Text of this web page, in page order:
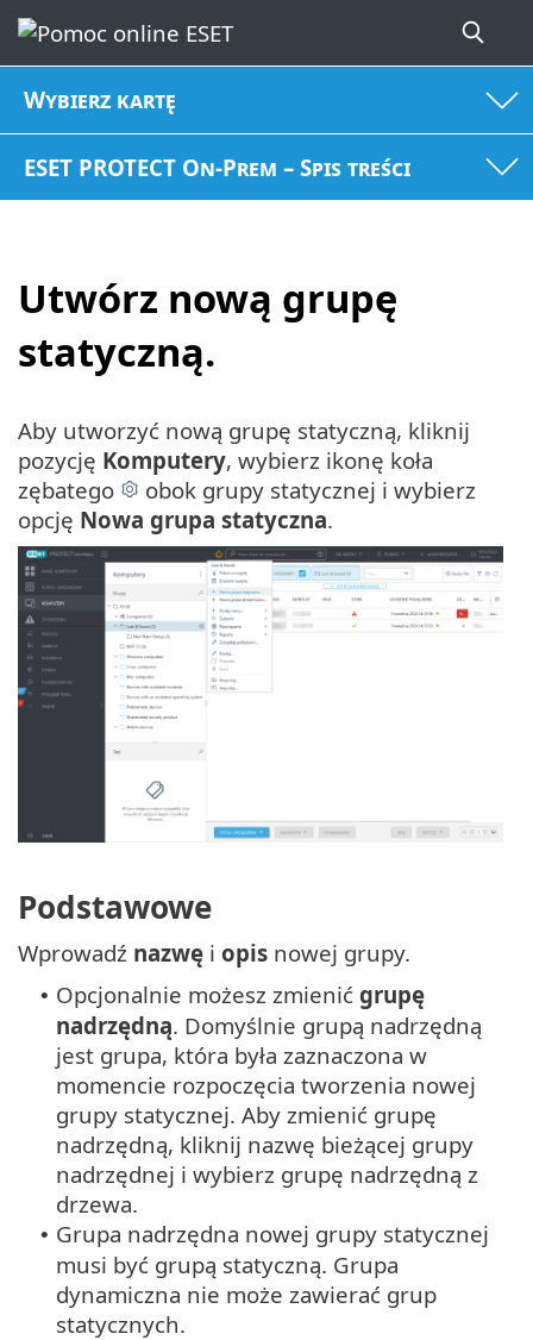
Wybierz kartę
ESET PROTECT On-Prem – Spis treści
Utwórz nową grupę
statyczną.
Aby utworzyć nową grupę statyczną, kliknij
pozycję Komputery, wybierz ikonę koła
zębatego
obok grupy statycznej i wybierz
opcję Nowa grupa statyczna.
Podstawowe
Wprowadź nazwę i opis nowej grupy.
• Opcjonalnie możesz zmienić grupę
nadrzędną. Domyślnie grupą nadrzędną
jest grupa, która była zaznaczona w
momencie rozpoczęcia tworzenia nowej
grupy statycznej. Aby zmienić grupę
nadrzędną, kliknij nazwę bieżącej grupy
nadrzędnej i wybierz grupę nadrzędną z
drzewa.
• Grupa nadrzędna nowej grupy statycznej
musi być grupą statyczną. Grupa
dynamiczna nie może zawierać grup
statycznych.